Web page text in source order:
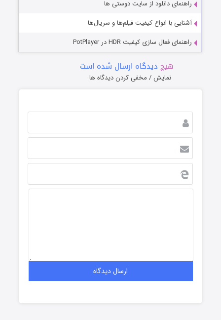
راهنمای دانلود از سایت دوستی ها
آشنایی با انواع کیفیت فیلم‌ها و سریال‌ها
راهنمای فعال سازی کیفیت HDR در PotPlayer
هیچ دیدگاه ارسال شده است
نمایش / مخفی کردن دیدگاه ها